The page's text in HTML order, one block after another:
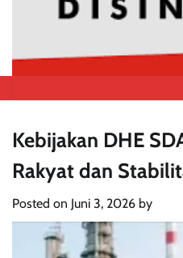
Kebijakan DHE
Rakyat dan
Posted on Juni 3, 2026 by